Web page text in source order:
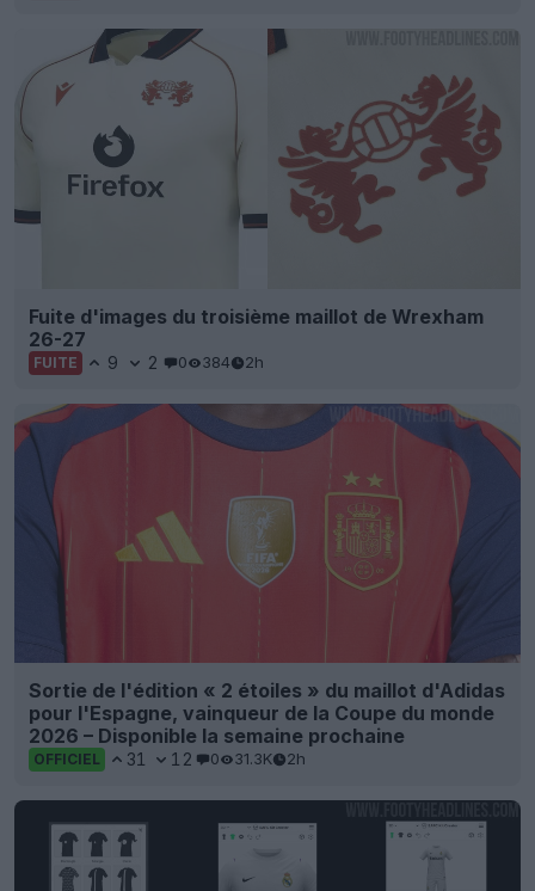
Fuite d'images du troisième maillot de Wrexham
26-27
FUITE 9 2 0 384 2h
Sortie de l'édition « 2 étoiles » du maillot d'Adidas
pour l'Espagne, vainqueur de la Coupe du monde
2026 – Disponible la semaine prochaine
OFFICIEL 31 12 0 31.3K 2h